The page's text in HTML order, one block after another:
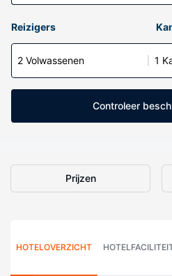
Reizigers
2 Volwassenen 1
Controleer
Prijzen
HOTELOVERZICHT